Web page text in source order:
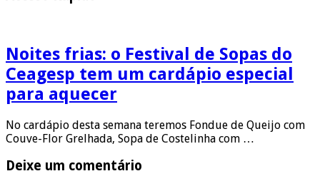
Noites frias: o Festival de Sopas do
Ceagesp tem um cardápio especial
para aquecer
No cardápio desta semana teremos Fondue de Queijo com
Couve-Flor Grelhada, Sopa de Costelinha com …
Deixe um comentário